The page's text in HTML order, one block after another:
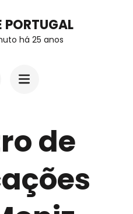
PORTUGAL
há 25 anos
de